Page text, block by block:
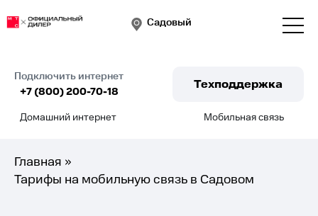
Садовый
Подключить интернет
+7 (800) 200-70-18
Техподдержка
Домашний интернет Мобильная связь
Главная »
Тарифы на мобильную связь в Садовом